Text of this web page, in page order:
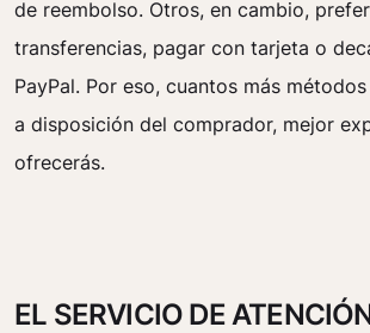
de reembolso. Otros, en cambio,
transferencias, pagar con tarjeta o
PayPal. Por eso, cuantos más
a disposición del comprador, mejor
ofrecerás.
EL SERVICIO DE